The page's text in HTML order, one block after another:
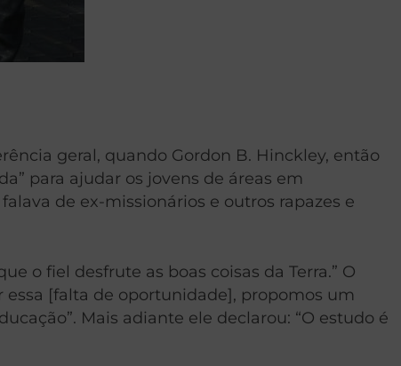
geral, quando Gordon B. Hinckley, então
para ajudar os jovens de áreas em
de ex-missionários e outros rapazes e
o fiel desfrute as boas coisas da Terra.” O
essa [falta de oportunidade], propomos um
Mais adiante ele declarou: “O estudo é